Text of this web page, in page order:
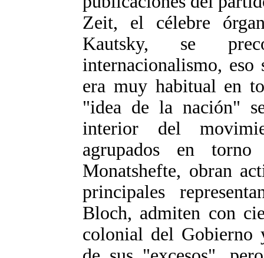
Zeit, el célebre
Kautsky, se
internacionalismo,
era muy habitual en
"idea de la nación"
interior del
agrupados en
Monatshefte, obran
principales
Bloch, admiten con
colonial del Gobierno